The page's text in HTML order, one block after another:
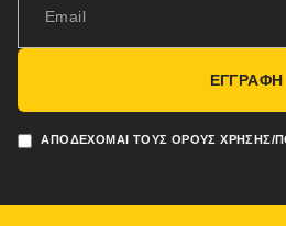
ΑΠΟΔΈΧΟΜΑΙ ΤΟΥΣ ΌΡΟΥΣ ΧΡΉΣΗΣ/
ΕΓΓΡΑΦΗ